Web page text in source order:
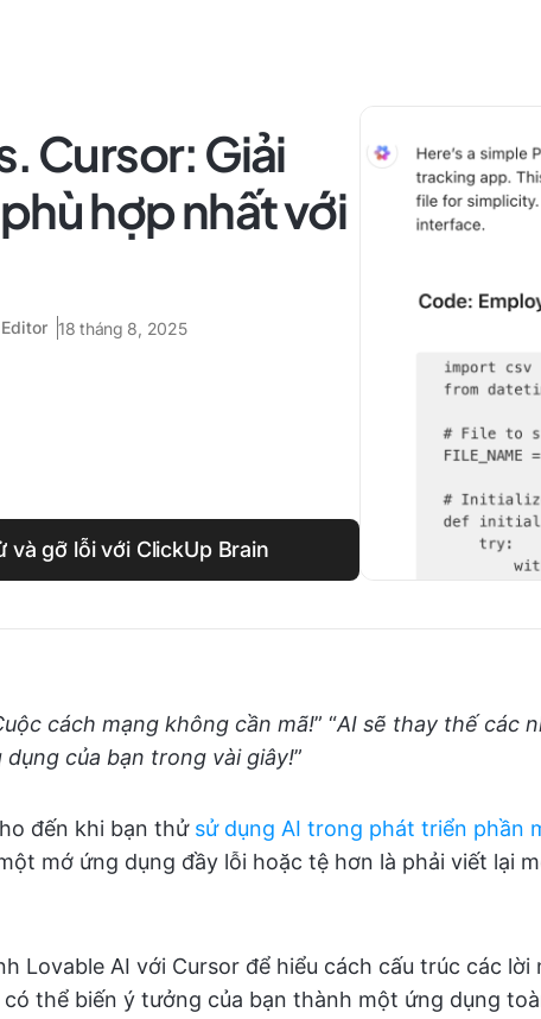
Cursor: Giải
hợp nhất với
18 tháng 8, 2025
và gỡ lỗi với ClickUp Brain
cách mạng không cần mã!” “AI sẽ thay thế các
dụng của bạn trong vài giây!”
đến khi bạn thử sử dụng AI trong phát triển phần
mớ ứng dụng đầy lỗi hoặc tệ hơn là phải viết lại
Lovable AI với Cursor để hiểu cách cấu trúc các lời
thể biến ý tưởng của bạn thành một ứng dụng